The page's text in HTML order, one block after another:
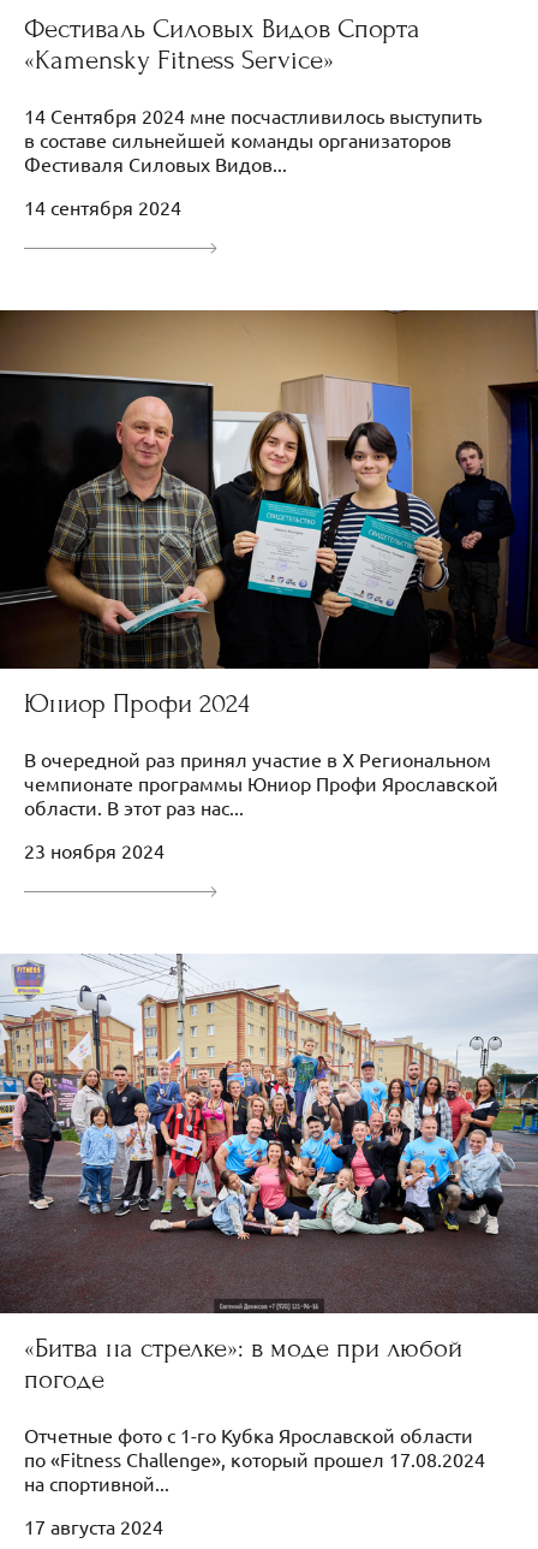
Фестиваль Силовых Видов Спорта
«Kamensky Fitness Service»
14 Сентября 2024 мне посчастливилось выступить
в составе сильнейшей команды организаторов
Фестиваля Силовых Видов...
14 сентября 2024
Юниор Профи 2024
В очередной раз принял участие в X Региональном
чемпионате программы Юниор Профи Ярославской
области. В этот раз нас...
23 ноября 2024
«Битва на стрелке»: в моде при любой
погоде
Отчетные фото с 1-го Кубка Ярославской области
по «Fitness Challenge», который прошел 17.08.2024
на спортивной...
17 августа 2024